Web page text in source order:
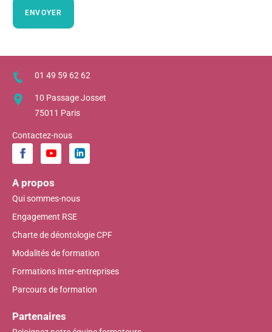
01 49 59 62 62
10 Passage Josset
75011 Paris
Contactez-nous
A propos
Qui sommes-nous
Engagement RSE
Charte de déontologie CPF
Modalités de formation
Formations inter-entreprises
Parcours de formation
Partenaires